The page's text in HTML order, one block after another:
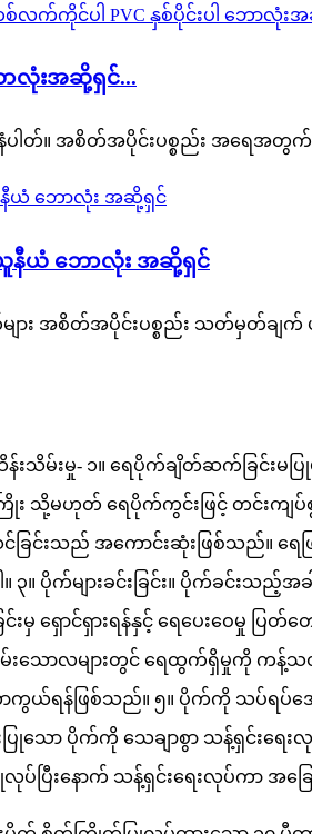
ာလုံးအဆို့ရှင်...
ါတ်။ အစိတ်အပိုင်းပစ္စည်း အရေအတွက်
ယူနီယံ ဘောလုံး အဆို့ရှင်
း အစိတ်အပိုင်းပစ္စည်း သတ်မှတ်ချက် ပစ္
းသိမ်းမှု- ၁။ ရေပိုက်ချိတ်ဆက်ခြင်းမပ
သို့မဟုတ် ရေပိုက်ကွင်းဖြင့် တင်းကျပ်စွ
ြင်းသည် အကောင်းဆုံးဖြစ်သည်။ ရေ
၃။ ပိုက်များခင်းခြင်း။ ပိုက်ခင်းသည့်
င်းမှ ရှောင်ရှားရန်နှင့် ရေပေးဝေမှု
းသောလများတွင် ရေထွက်ရှိမှုကို ကန့်သ
ာကွယ်ရန်ဖြစ်သည်။ ၅။ ပိုက်ကို သပ်ရပ်အ
သော ပိုက်ကို သေချာစွာ သန့်ရှင်းရေး
ပ်ပြီးနောက် သန့်ရှင်းရေးလုပ်ကာ အခ